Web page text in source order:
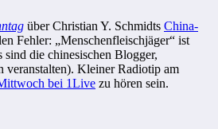
über Christian Y. Schmidts China-
Fehler: „Menschenfleischjäger“ ist
die chinesischen Blogger,
veranstalten). Kleiner Radiotip am
bei 1Live zu hören sein.